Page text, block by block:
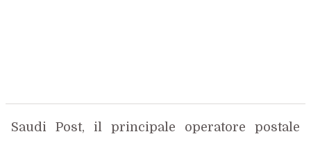
Saudi Post, il principale operatore postale